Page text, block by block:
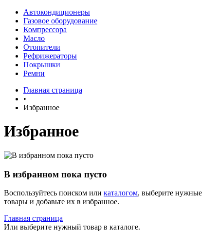
Автокондиционеры
Газовое оборудование
Компрессора
Масло
Отопители
Рефрижераторы
Покрышки
Ремни
Главная страница
•
Избранное
Избранное
В избранном пока пусто
Воспользуйтесь поиском или каталогом, выберите нужные
товары и добавьте их в избранное.
Главная страница
Или выберите нужный товар в каталоге.